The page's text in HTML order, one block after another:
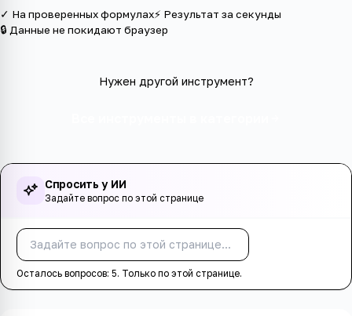
✓ На проверенных формулах⚡ Результат за секунды
🔒 Данные не покидают браузер
Нужен другой инструмент?
Спросить у ИИ
Задайте вопрос по этой странице
Осталось вопросов: 5. Только по этой странице.